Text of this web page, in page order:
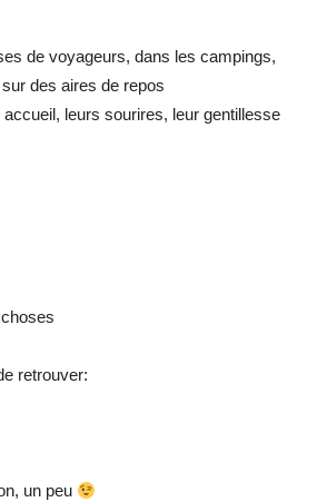
de voyageurs, dans les campings,
des aires de repos
leurs sourires, leur gentillesse
retrouver:
un peu